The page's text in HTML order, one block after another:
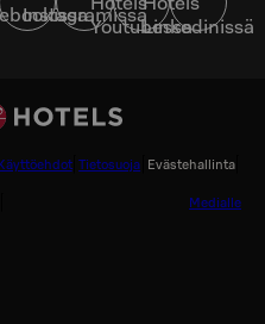
Instagramissa
YoutubessaLinkedinissä
Tietosuoja Evästehallinta
Medialle